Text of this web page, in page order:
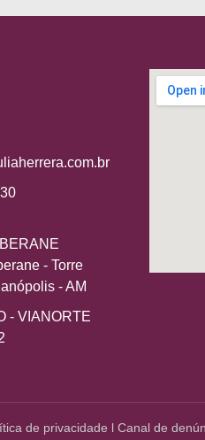
- Torre
- AM
- VIANORTE
de privacidade lCanal de